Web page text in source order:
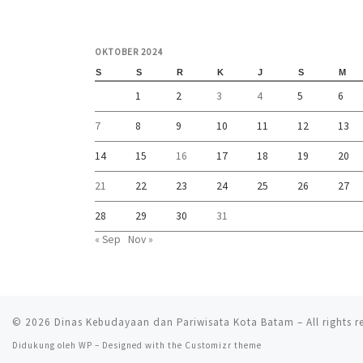
OKTOBER 2024
S S R K J S M
1 2 3 4 5 6
7 8 9 10 11 12 13
14 15 16 17 18 19 20
21 22 23 24 25 26 27
28 29 30
31
« Sep
Nov »
© 2026 Dinas Kebudayaan dan Pariwisata Kota Batam – All rights
Didukung oleh WP – Designed with the Customizr theme